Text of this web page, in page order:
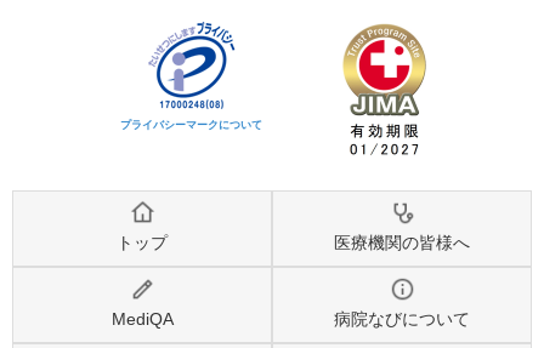
プライバシーマークについて
トップ 医療機関の皆様へ
MediQA 病院なびについて